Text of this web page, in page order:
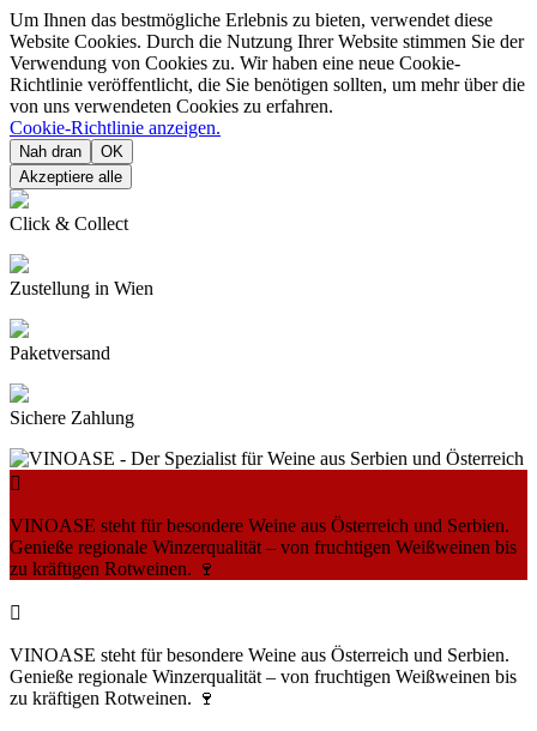
Um Ihnen das bestmögliche Erlebnis zu bieten, verwendet diese
Website Cookies. Durch die Nutzung Ihrer Website stimmen Sie der
Verwendung von Cookies zu. Wir haben eine neue Cookie-
Richtlinie veröffentlicht, die Sie benötigen sollten, um mehr über die
von uns verwendeten Cookies zu erfahren.
Cookie-Richtlinie anzeigen.
Nah dran
OK
Akzeptiere alle
Click & Collect
Zustellung in Wien
Paketversand
Sichere Zahlung

VINOASE steht für besondere Weine aus Österreich und Serbien.
Genieße regionale Winzerqualität – von fruchtigen Weißweinen bis
zu kräftigen Rotweinen. 🍷

VINOASE steht für besondere Weine aus Österreich und Serbien.
Genieße regionale Winzerqualität – von fruchtigen Weißweinen bis
zu kräftigen Rotweinen. 🍷